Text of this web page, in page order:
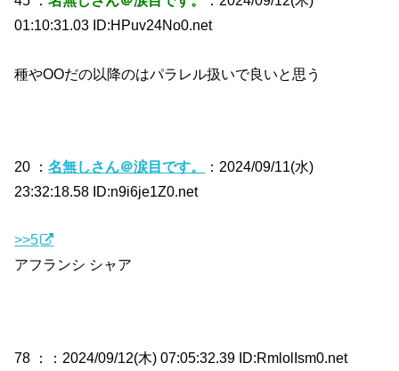
01:10:31.03 ID:HPuv24No0.net
種やOOだの以降のはパラレル扱いで良いと思う
20 ：名無しさん＠涙目です。
：2024/09/11(水)
23:32:18.58 ID:n9i6je1Z0.net
>>5
アフランシ シャア
78 ： ：2024/09/12(木) 07:05:32.39 ID:RmlolIsm0.net